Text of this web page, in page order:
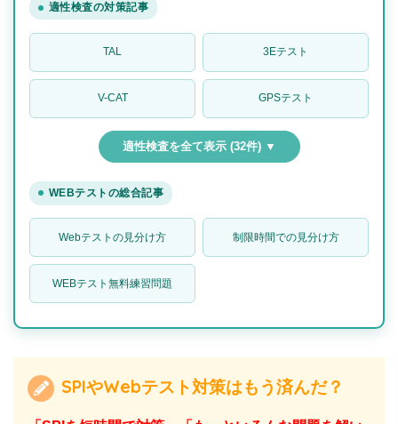
適性検査の対策記事
TAL 3Eテスト
V-CAT GPSテスト
適性検査を全て表示 (32件) ▼
WEBテストの総合記事
Webテストの見分け方 制限時間での見分け方
WEBテスト無料練習問題
SPIやWebテスト対策はもう済んだ？